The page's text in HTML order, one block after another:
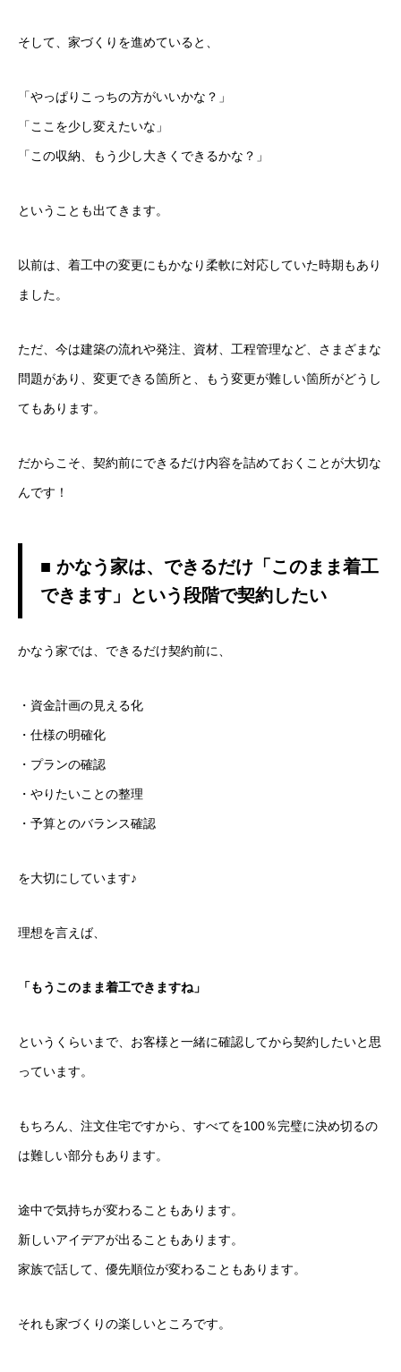
そして、家づくりを進めていると、
「やっぱりこっちの方がいいかな？」
「ここを少し変えたいな」
「この収納、もう少し大きくできるかな？」
ということも出てきます。
以前は、着工中の変更にもかなり柔軟に対応していた時期もあり
ました。
ただ、今は建築の流れや発注、資材、工程管理など、さまざまな
問題があり、変更できる箇所と、もう変更が難しい箇所がどうし
てもあります。
だからこそ、契約前にできるだけ内容を詰めておくことが大切な
んです！
■ かなう家は、できるだけ「このまま着工
できます」という段階で契約したい
かなう家では、できるだけ契約前に、
・資金計画の見える化
・仕様の明確化
・プランの確認
・やりたいことの整理
・予算とのバランス確認
を大切にしています♪
理想を言えば、
「もうこのまま着工できますね」
というくらいまで、お客様と一緒に確認してから契約したいと思
っています。
もちろん、注文住宅ですから、すべてを100％完璧に決め切るの
は難しい部分もあります。
途中で気持ちが変わることもあります。
新しいアイデアが出ることもあります。
家族で話して、優先順位が変わることもあります。
それも家づくりの楽しいところです。